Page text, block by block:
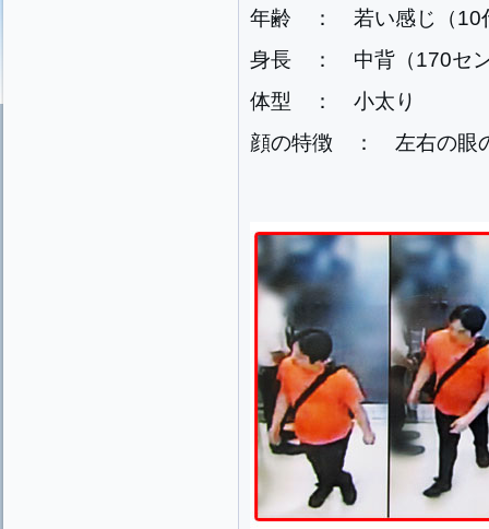
年齢 ： 若い感じ（10
身長 ： 中背（170セン
体型 ： 小太り
顔の特徴 ： 左右の眼